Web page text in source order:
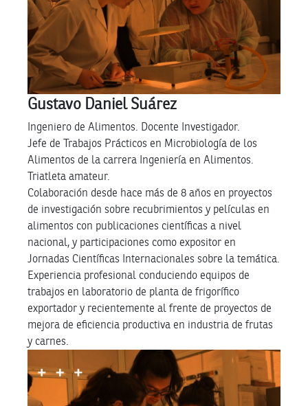
Gustavo Daniel Suárez
Ingeniero de Alimentos. Docente Investigador.
Jefe de Trabajos Prácticos en Microbiología de los
Alimentos de la carrera Ingeniería en Alimentos.
Triatleta amateur.
Colaboración desde hace más de 8 años en proyectos
de investigación sobre recubrimientos y películas en
alimentos con publicaciones científicas a nivel
nacional, y participaciones como expositor en
Jornadas Científicas Internacionales sobre la temática.
Experiencia profesional conduciendo equipos de
trabajos en laboratorio de planta de frigorífico
exportador y recientemente al frente de proyectos de
mejora de eficiencia productiva en industria de frutas
y carnes.